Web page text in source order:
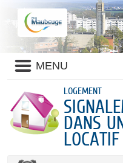
Liste
des
MENU
LOGEMENT
DANS